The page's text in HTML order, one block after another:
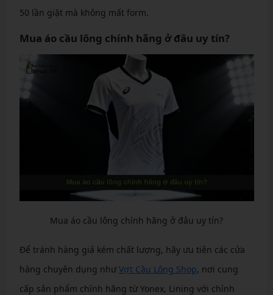
50 lần giặt mà không mất form.
Mua áo cầu lông chính hãng ở đâu uy tín?
Mua áo cầu lông chính hãng ở đâu uy tín?
Để tránh hàng giả kém chất lượng, hãy ưu tiên các cửa
hàng chuyên dụng nhưVợt Cầu Lông Shop, nơi cung
cấp sản phẩm chính hãng từ Yonex, Lining với chính